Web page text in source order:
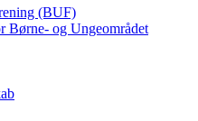
(BUF)
Børne- og Ungeområdet